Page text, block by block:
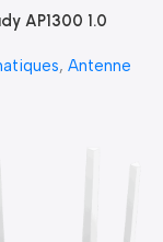
AP1300 1.0
, Antenne